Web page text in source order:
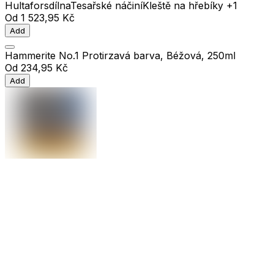
HultaforsdílnaTesařské náčiníKleště na hřebíky +1
Od 1 523,95 Kč
Add
Hammerite No.1 Protirzavá barva, Béžová, 250ml
Od 234,95 Kč
Add